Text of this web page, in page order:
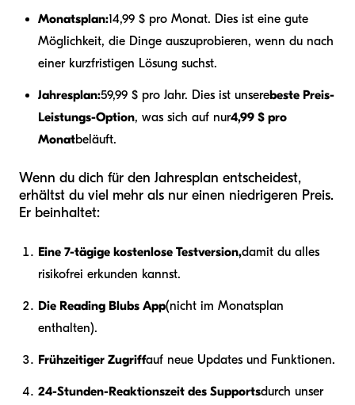
Monatsplan:14,99 $ pro Monat. Dies ist eine gute
Möglichkeit, die Dinge auszuprobieren, wenn du nach
einer kurzfristigen Lösung suchst.
Jahresplan:59,99 $ pro Jahr. Dies ist unserebeste Preis-
Leistungs-Option, was sich auf nur4,99 $ pro
Monatbeläuft.
Wenn du dich für den Jahresplan entscheidest,
erhältst du viel mehr als nur einen niedrigeren Preis.
Er beinhaltet:
Eine 7-tägige kostenlose Testversion,damit du alles
risikofrei erkunden kannst.
Die Reading Blubs App(nicht im Monatsplan
enthalten).
Frühzeitiger Zugriffauf neue Updates und Funktionen.
24-Stunden-Reaktionszeit des Supportsdurch unser